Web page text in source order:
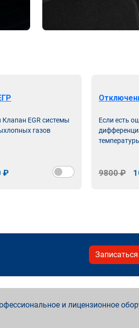
Клапан EGR системы
газов
₽
Если есть
9800 ₽
Записаться
и лицензионное